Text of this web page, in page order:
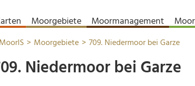
Moorgebiete Moormanagement
MoorIS Moorgebiete 709. Niedermoor bei Garze
Niedermoor bei Garze